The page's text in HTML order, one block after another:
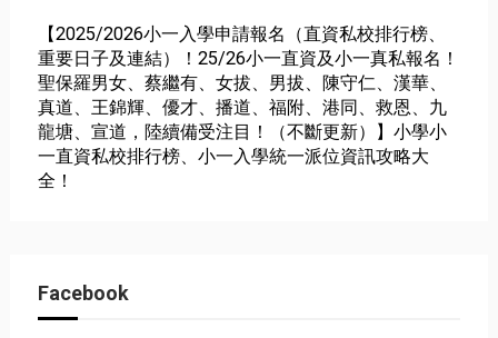
【2025/2026小一入學申請報名（直資私校排行榜、
重要日子及連結）！25/26小一直資及小一真私報名！
聖保羅男女、蔡繼有、女拔、男拔、陳守仁、漢華、
真道、王錦輝、優才、播道、福附、港同、救恩、九
龍塘、宣道，陸續備受注目！（不斷更新）】小學小
一直資私校排行榜、小一入學統一派位資訊攻略大
全！
Facebook